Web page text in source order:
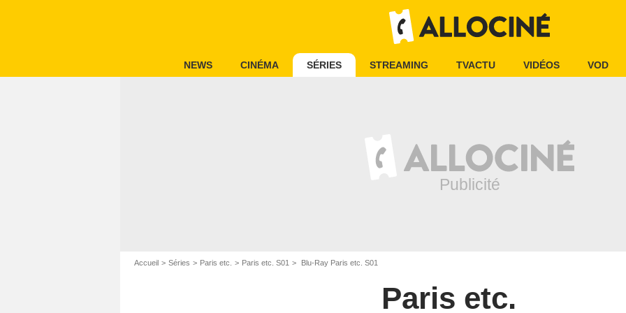
NEWS CINÉMA SÉRIES STREAMING TVACTU VIDÉOS VOD
Accueil Séries Paris etc. Paris etc. S01 Blu-Ray Paris etc. S01
Paris etc.